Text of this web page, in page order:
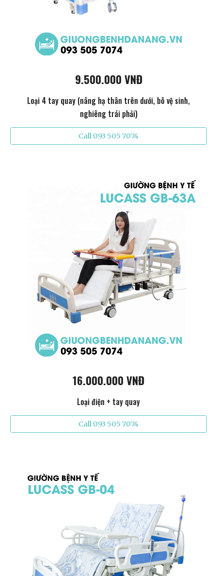
9.500.000 VNĐ
Loại 4 tay quay (nâng hạ thân trên dưới, bô vệ sinh,
nghiêng trái phải)
Call 093 505 7074
16.000.000 VNĐ
Loại điện + tay quay
Call 093 505 7074